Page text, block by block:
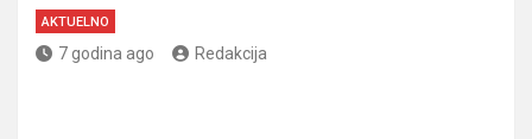
AKTUELNO
7 godina ago Redakcija